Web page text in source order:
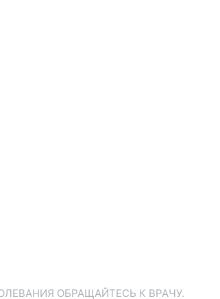
ОБРАЩАЙТЕСЬ К ВРАЧУ.